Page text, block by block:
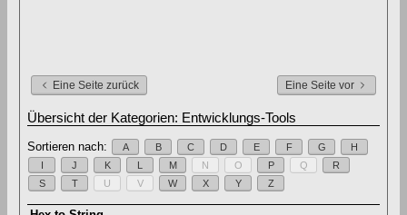
Eine Seite zurück Eine Seite vor
Übersicht der Kategorien: Entwicklungs-Tools
Sortieren nach: A B C D E F G
H
I
J K L M N O P Q
R
S
T U V W X Y Z